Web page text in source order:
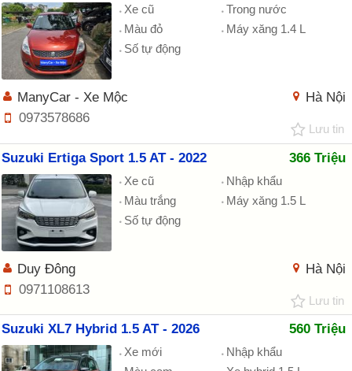
Xe cũ
Trong nước
Màu đỏ
Máy xăng 1.4 L
Số tự động
Hà Nội
ManyCar - Xe Mộc
0973578686
Lưu tin
Suzuki Ertiga Sport 1.5 AT - 2022 366 Triệu
Xe cũ
Nhập khẩu
Màu trắng
Máy xăng 1.5 L
Số tự động
Hà Nội
Duy Đông
0971108613
Lưu tin
Suzuki XL7 Hybrid 1.5 AT - 2026 560 Triệu
Xe mới
Nhập khẩu